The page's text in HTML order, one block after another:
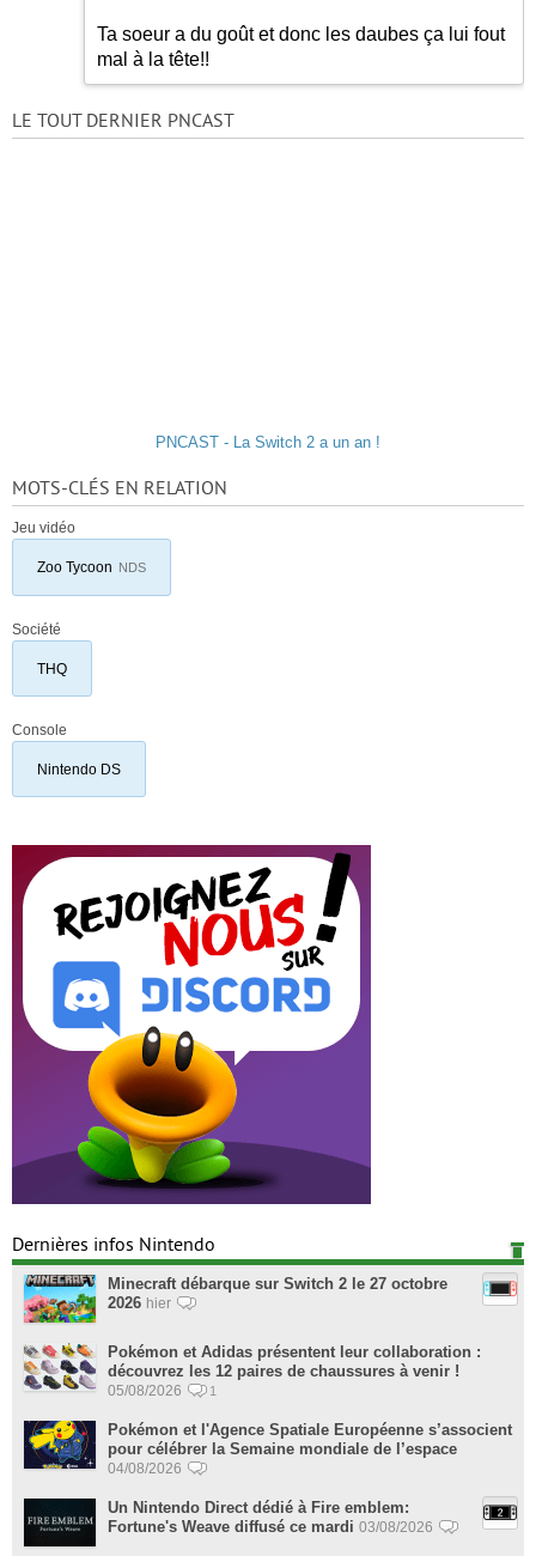
Ta soeur a du goût et donc les daubes ça lui fout
mal à la tête!!
LE TOUT DERNIER PNCAST
PNCAST - La Switch 2 a un an !
MOTS-CLÉS EN RELATION
Jeu vidéo
Zoo Tycoon NDS
Société
THQ
Console
Nintendo DS
Dernières infos Nintendo
Minecraft débarque sur Switch 2 le 27 octobre
2026 hier
Pokémon et Adidas présentent leur collaboration :
découvrez les 12 paires de chaussures à venir !
05/08/2026 1
Pokémon et l'Agence Spatiale Européenne s’associent
pour célébrer la Semaine mondiale de l’espace
04/08/2026
Un Nintendo Direct dédié à Fire emblem:
Fortune's Weave diffusé ce mardi 03/08/2026